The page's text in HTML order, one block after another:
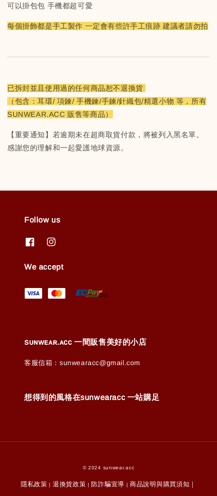
可以掛包包 手機都超可愛
每個掛飾都是手工製作 一定會有些許手工痕跡 建議者請勿拍
已拆封並且使用過的任何商品恕不退換貨
（包含：耳環/ 項鍊/ 手機鍊/手鍊/針織包/精選小物 等，所有
SUNWEAR.ACC 販售等商品）
【重要通知】若逾期未在超商取貨付款，將被列入黑名單。
感謝您的理解和一起愛護地球資源。
Follow us
We accept
ꜱᴜɴᴡᴇᴀʀ.ᴀᴄᴄ 一間販售美好的小店
客服信箱：sunwearacc@gmail.com
想得到的風格在sunwearacc 一站購足
© 2024 sunwear.acc
隱私政策 | 退換貨政策 | 防詐騙宣導 | 商品說明與購買須知｜